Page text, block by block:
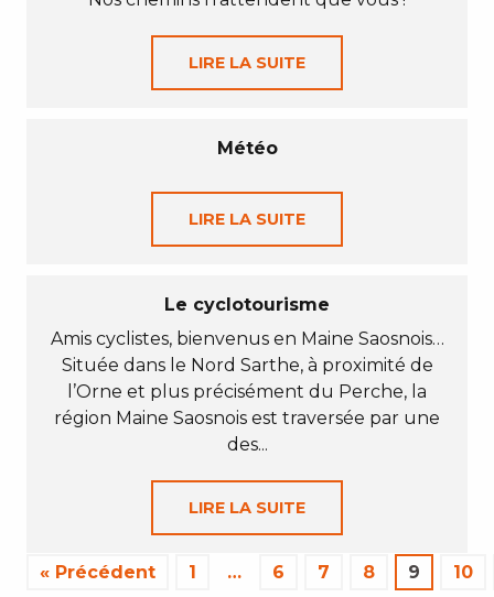
LIRE LA SUITE
Météo
LIRE LA SUITE
Le cyclotourisme
Amis cyclistes, bienvenus en Maine Saosnois…
Située dans le Nord Sarthe, à proximité de
l’Orne et plus précisément du Perche, la
région Maine Saosnois est traversée par une
des...
LIRE LA SUITE
« Précédent 1 … 6 7 8 9 10